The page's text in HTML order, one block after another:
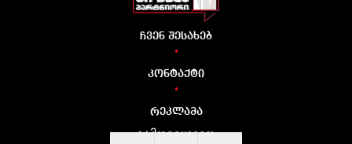
ჩვენ შესახებ
•
კონტაქტი
•
რეკლამა
გამოგვყევით